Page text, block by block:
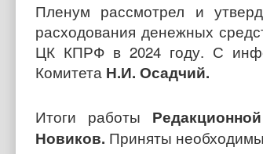
Пленум рассмотрел и
расходования денежных
ЦК КПРФ в 2024 году. С
Комитета Н.И. Осадчий.
Итоги работы
Новиков. Приняты